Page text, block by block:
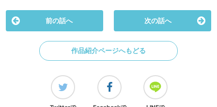
前の話へ 次の話へ
作品紹介ページへもどる